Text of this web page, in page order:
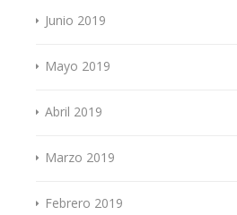
Junio 2019
Mayo 2019
Abril 2019
Marzo 2019
Febrero 2019